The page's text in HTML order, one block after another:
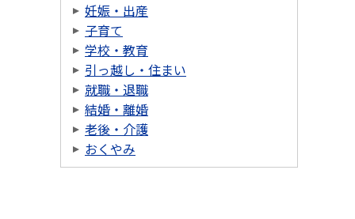
妊娠・出産
子育て
学校・教育
引っ越し・住まい
就職・退職
結婚・離婚
老後・介護
おくやみ